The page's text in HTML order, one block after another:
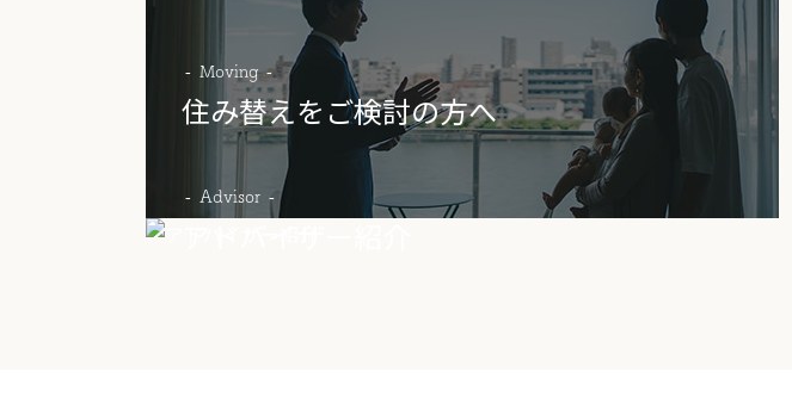
Moving
住み替えをご検討の方へ
Advisor